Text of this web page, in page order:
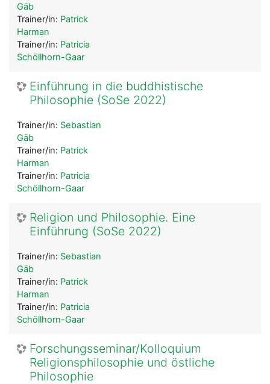
Gäb
Trainer/in: Patrick
Harman
Trainer/in: Patricia
Schöllhorn-Gaar
Einführung in die buddhistische
Philosophie (SoSe 2022)
Trainer/in: Sebastian
Gäb
Trainer/in: Patrick
Harman
Trainer/in: Patricia
Schöllhorn-Gaar
Religion und Philosophie. Eine
Einführung (SoSe 2022)
Trainer/in: Sebastian
Gäb
Trainer/in: Patrick
Harman
Trainer/in: Patricia
Schöllhorn-Gaar
Forschungsseminar/Kolloquium
Religionsphilosophie und östliche
Philosophie